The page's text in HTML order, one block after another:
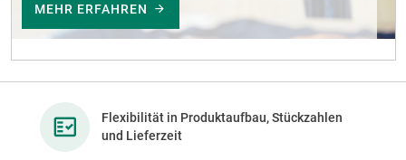
MEHR ERFAHREN
Flexibilität in Produktaufbau, Stückzahlen
und Lieferzeit